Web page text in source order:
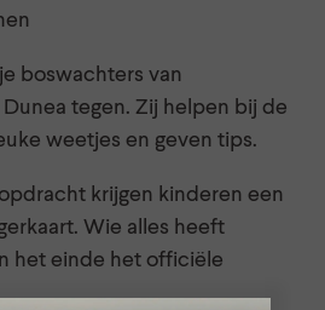
boswachters van
tegen. Zij helpen bij de
weetjes en geven tips.
krijgen kinderen een
Wie alles heeft
het einde het officiële